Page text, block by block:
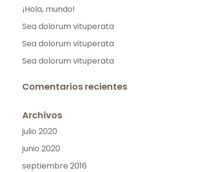
¡Hola, mundo!
Sea dolorum vituperata
Sea dolorum vituperata
Sea dolorum vituperata
Comentarios recientes
Archivos
julio 2020
junio 2020
septiembre 2016